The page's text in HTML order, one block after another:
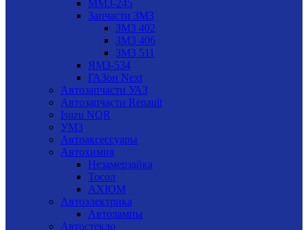
ММЗ-245
Запчасти ЗМЗ
ЗМЗ 402
ЗМЗ 406
ЗМЗ 511
ЯМЗ-534
ГАЗон Next
Автозапчасти УАЗ
Автозапчасти Renault
Isuzu NQR
УМЗ
Автоаксессуары
Автохимия
Незамерзайка
Тосол
AXIOM
Автоэлектрика
Автолампы
Автостекло